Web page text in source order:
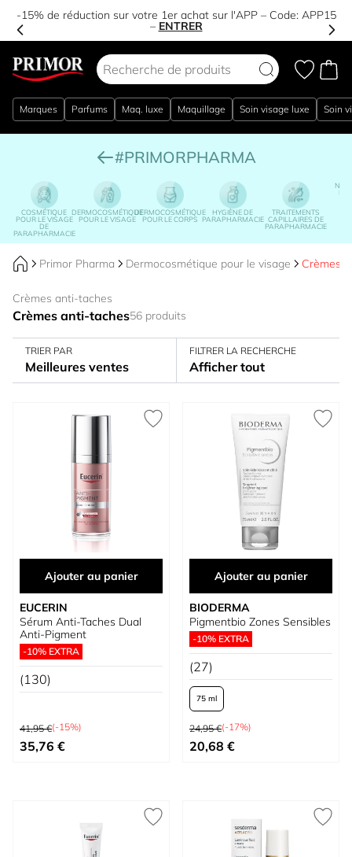
-15% de réduction sur votre 1er achat sur l'APP – Code: APP15
– ENTRER
Marques Parfums Maq. luxe Maquillage Soin visage luxe Soin
#PRIMORPHARMA
COSMÉTIQUE
POUR LE VISAGE
DE
PARAPHARMACIE
DERMOCOSMÉTIQUE
POUR LE VISAGE
DERMOCOSMÉTIQUE
POUR LE CORPS
HYGIÈNE DE
PARAPHARMACIE
TRAITEMENTS
CAPILLAIRES DE
PARAPHARMACIE
Primor Pharma Dermocosmétique pour le visage Crèmes
Crèmes anti-taches
Crèmes anti-taches56 produits
TRIER PAR
Meilleures ventes
FILTRER LA RECHERCHE
Afficher tout
Ajouter au panier
EUCERIN
Sérum Anti-Taches Dual
Anti-Pigment
-10% EXTRA
(130)
Prix normal
41,95 €(-15%)
Prix spécial
35,76 €
Ajouter au panier
BIODERMA
Pigmentbio Zones Sensibles
-10% EXTRA
(27)
75 ml
Prix normal
24,95 €(-17%)
À partir de
20,68 €